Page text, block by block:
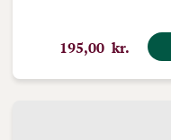
195,00 kr.